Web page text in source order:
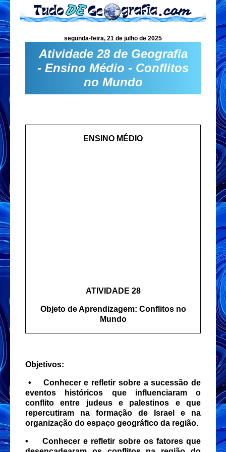
segunda-feira, 21 de julho de 2025
Atividade 28 de Geografia
- Ensino Médio - Conflitos
no Mundo
ENSINO MÉDIO
ATIVIDADE 28
Objeto de Aprendizagem: Conflitos no
Mundo
Objetivos:
•
Conhecer e refletir sobre a sucessão de
eventos históricos que influenciaram o
conflito entre judeus e palestinos e que
repercutiram na formação de Israel e na
organização do espaço geográfico da região.
•
Conhecer e refletir sobre os fatores que